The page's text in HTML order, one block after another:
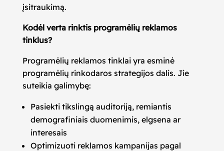
įsitraukimą.
Kodėl verta rinktis programėlių reklamos
tinklus?
Programėlių reklamos tinklai yra esminė
programėlių rinkodaros strategijos dalis. Jie
suteikia galimybę:
Pasiekti tikslingą auditoriją, remiantis
demografiniais duomenimis, elgsena ar
interesais
Optimizuoti reklamos kampanijas pagal